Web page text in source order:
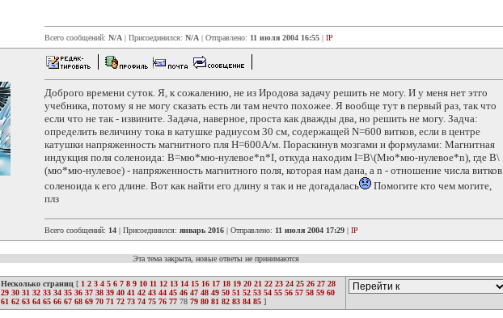
Всего сообщений: N/A | Присоединился: N/A | Отправлено: 11 июля 2004 16:55 | IP
Доброго времени суток. Я, к сожалению, не из Иродова задачу решить не могу. И у меня нет этго
учебника, потому я не могу сказать есть ли там нечто похожее. Я вообще тут в первый раз, так что
если что не так - извините. Задача, наверное, проста как дважды два, но решить не могу. Задча:
определить величину тока в катушке радиусом 30 см, содержащей N=600 витков, если в центре
катушки напряженность магнитного пля Н=600А/м. Пораскинув мозгами и формулами: Магнитная
индукция поля соленоида: В=мю*мю-нулевое*n*I, откуда находим I=B\(Мю*мю-нулевое*n), где В\
(мю*мю-нулевое) - напряженность магнитного поля, которая нам дана, а n - отношение числа витков
соленоида к его длине. Вот как найти его длину я так и не догадалась
Помогите кто чем могите,
плз
Всего сообщений: 14 | Присоединился: январь 2016 | Отправлено: 11 июля 2004 17:29 | IP
Эта тема закрыта, новые ответы не принимаются
Несколько страниц [ 1 2 3 4 5 6 7 8 9 10 11 12 13 14 15 16 17 18 19 20 21 22 23 24 25 26 27 28
29 30 31 32 33 34 35 36 37 38 39 40 41 42 43 44 45 46 47 48 49 50 51 52 53 54 55 56 57 58 59 60
61 62 63 64 65 66 67 68 69 70 71 72 73 74 75 76 77 78 79 80 81 82 83 84 85 ]